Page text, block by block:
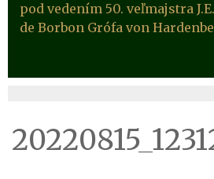
pod vedením 50. veľmajstra
de Borbon Grófa von